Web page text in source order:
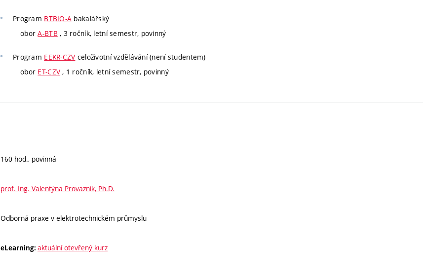
Program BTBIO-A bakalářský
oborA-BTB , 3 ročník, letní semestr, povinný
Program EEKR-CZV celoživotní vzdělávání (není studentem)
obor ET-CZV , 1 ročník, letní semestr, povinný
160 hod., povinná
prof. Ing. Valentýna Provazník, Ph.D.
Odborná praxe v elektrotechnickém průmyslu
eLearning: aktuální otevřený kurz